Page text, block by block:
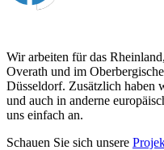
Wir arbeiten für das
Overath und im
Düsseldorf. Zusätzlich haben
und auch in anderne
uns einfach an.
Schauen Sie sich unsere